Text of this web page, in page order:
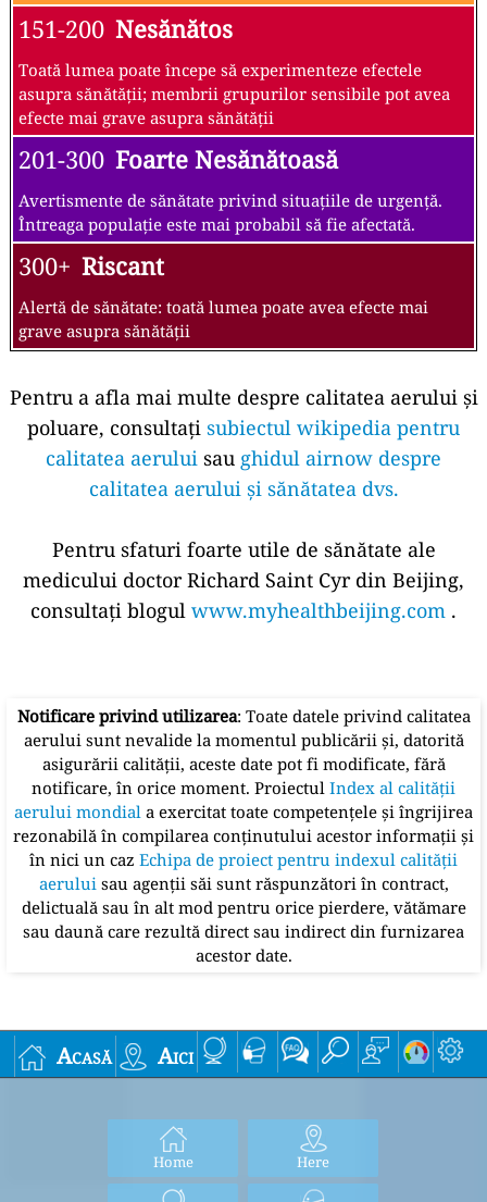
151-200 Nesănătos
Toată lumea poate începe să experimenteze efectele
asupra sănătății; membrii grupurilor sensibile pot avea
efecte mai grave asupra sănătății
201-300 Foarte Nesănătoasă
Avertismente de sănătate privind situațiile de urgență.
Întreaga populație este mai probabil să fie afectată.
300+ Riscant
Alertă de sănătate: toată lumea poate avea efecte mai
grave asupra sănătății
Pentru a afla mai multe despre calitatea aerului și
poluare, consultați subiectul wikipedia pentru
calitatea aerului sau ghidul airnow despre
calitatea aerului și sănătatea dvs.
Pentru sfaturi foarte utile de sănătate ale
medicului doctor Richard Saint Cyr din Beijing,
consultați blogul www.myhealthbeijing.com .
Notificare privind utilizarea: Toate datele privind calitatea
aerului sunt nevalide la momentul publicării și, datorită
asigurării calității, aceste date pot fi modificate, fără
notificare, în orice moment. Proiectul Index al calității
aerului mondial a exercitat toate competențele și îngrijirea
rezonabilă în compilarea conținutului acestor informații și
în nici un caz Echipa de proiect pentru indexul calității
aerului sau agenții săi sunt răspunzători în contract,
delictuală sau în alt mod pentru orice pierdere, vătămare
sau daună care rezultă direct sau indirect din furnizarea
acestor date.
Acasă Aici
Home Here